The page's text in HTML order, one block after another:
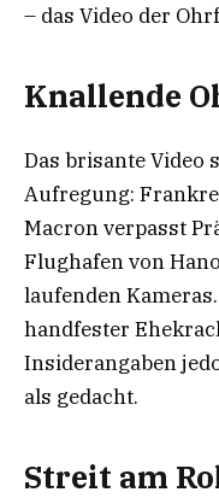
– das Video der
Knallende
Das brisante
Aufregung:
Macron verpasst
Flughafen von
laufenden
handfester
Insiderangaben
als gedacht.
Streit am